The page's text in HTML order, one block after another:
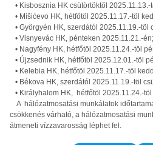
• Kisbosznia HK csütörtöktől
• Mišićevo HK, hétfőtöl 2025.11.17.-töl
• Györgyén HK, szerdától 2025.11.19.-töl
• Visnyevác HK, pénteken 2025.11.21.-én;
• Nagyfény HK, hétfőtöl 2025.11.24.-töl
• Újzsednik HK, hétfőtöl 2025.12.01.-töl
• Kelebia HK, hétfőtöl 2025.11.17.-töl
• Békova HK, szerdától 2025.11.19.-töl
• Királyhalom HK, hétfőtöl 2025.11.24.-
A hálózatmosatási munkálatok
csökkenés várható, a hálózatmosatási
átmeneti vízzavarosság léphet fel.